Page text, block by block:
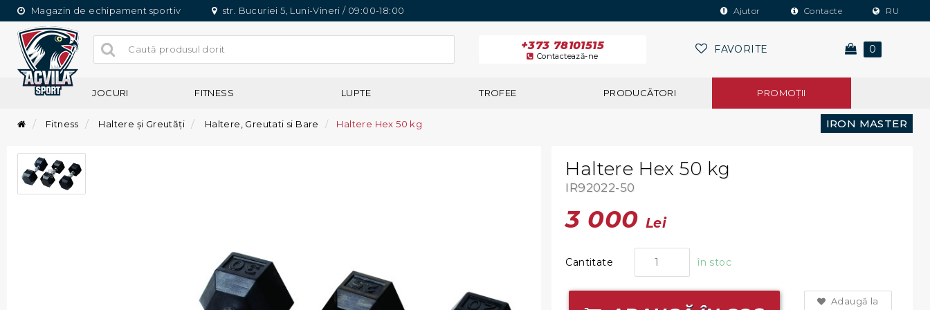
Magazin de echipament sportiv str. Bucuriei 5, Luni-Vineri / 09:00-18:00 Ajutor Contacte RU
+373 78101515
Contactează-ne
FAVORITE 0
JOCURI FITNESS LUPTE TROFEE PRODUCĂTORI PROMOŢII
Fitness Haltere și Greutăți Haltere, Greutati si Bare Haltere Hex 50 kg IRON MASTER
Haltere Hex 50 kg
IR92022-50
3 000 Lei
Cantitate în stoc
Adaugă la